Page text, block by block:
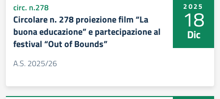
2025
18
Dic
circ. n.278
Circolare n. 278 proiezione film “La
buona educazione” e partecipazione al
festival “Out of Bounds”
A.S. 2025/26